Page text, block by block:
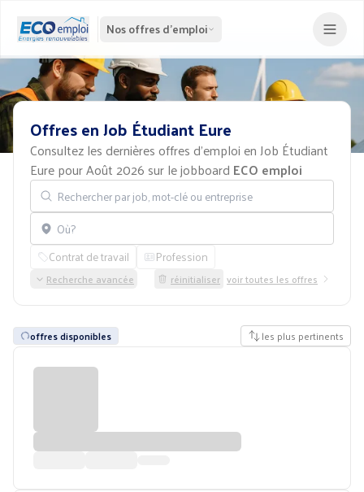
Nos offres d'emploi
OffresenJob ÉtudiantEure
Consultez les dernières offres d'emploi en Job Étudiant
Eure pour Août 2026 sur le jobboard ECO emploi
Rechercher par job, mot-clé ou entreprise
Localisation
Contrat de travail Profession
Recherche avancée réinitialiser voir toutes les offres
offres disponibles les plus pertinents